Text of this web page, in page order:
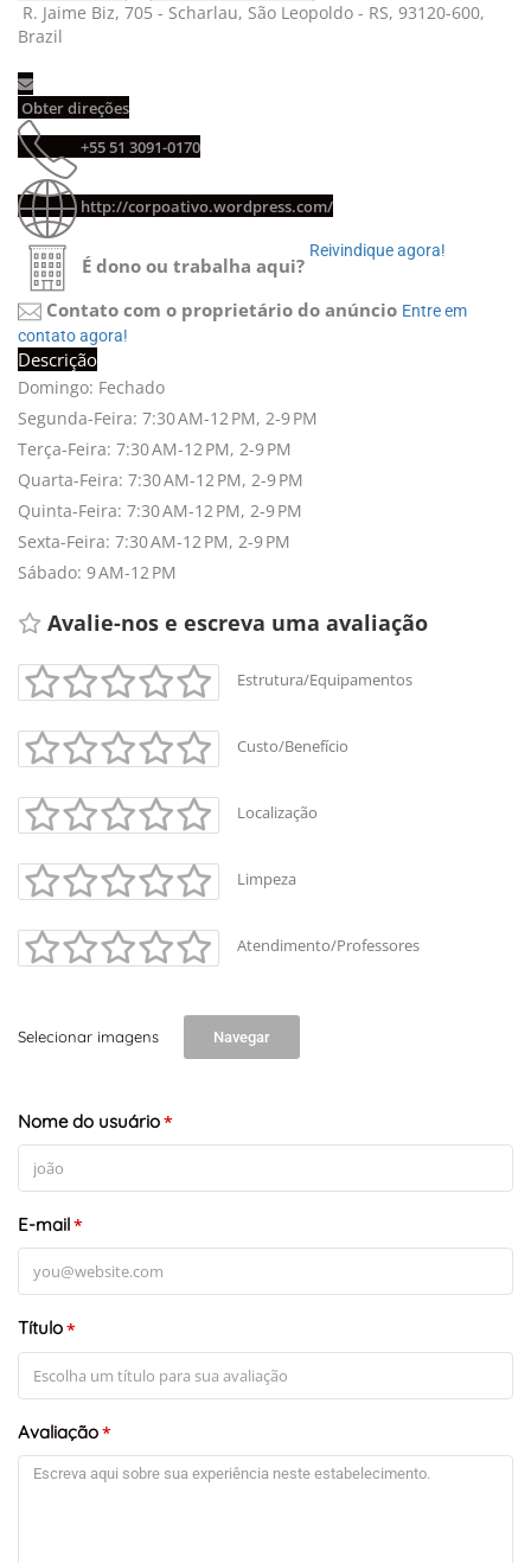
+-
Leaflet
R. Jaime Biz, 705 - Scharlau, São Leopoldo - RS, 93120-600,
Brazil
Obter direções
+55 51 3091-0170
http://corpoativo.wordpress.com/
É dono ou trabalha aqui?
Reivindique agora!
Contato com o proprietário do anúncio Entre em
contato agora!
Descrição
Domingo: Fechado
Segunda-Feira: 7:30 AM-12 PM, 2-9 PM
Terça-Feira: 7:30 AM-12 PM, 2-9 PM
Quarta-Feira: 7:30 AM-12 PM, 2-9 PM
Quinta-Feira: 7:30 AM-12 PM, 2-9 PM
Sexta-Feira: 7:30 AM-12 PM, 2-9 PM
Sábado: 9 AM-12 PM
Avalie-nos e escreva uma avaliação
Estrutura/Equipamentos
Custo/Benefício
Localização
Limpeza
Atendimento/Professores
Selecionar imagens Navegar
Nome do usuário*
E-mail*
Título*
Avaliação*